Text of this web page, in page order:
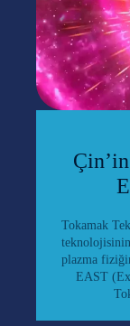
Tokamak
plazma
EAST